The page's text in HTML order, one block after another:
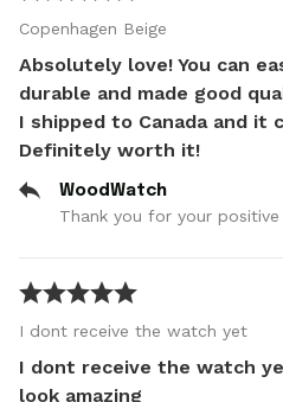
Copenhagen Beige
Absolutely love! You can
durable and made good
I shipped to Canada and it
Definitely worth it!
WoodWatch
Thank you for your
I dont receive the watch yet
I dont receive the watch
look amazing